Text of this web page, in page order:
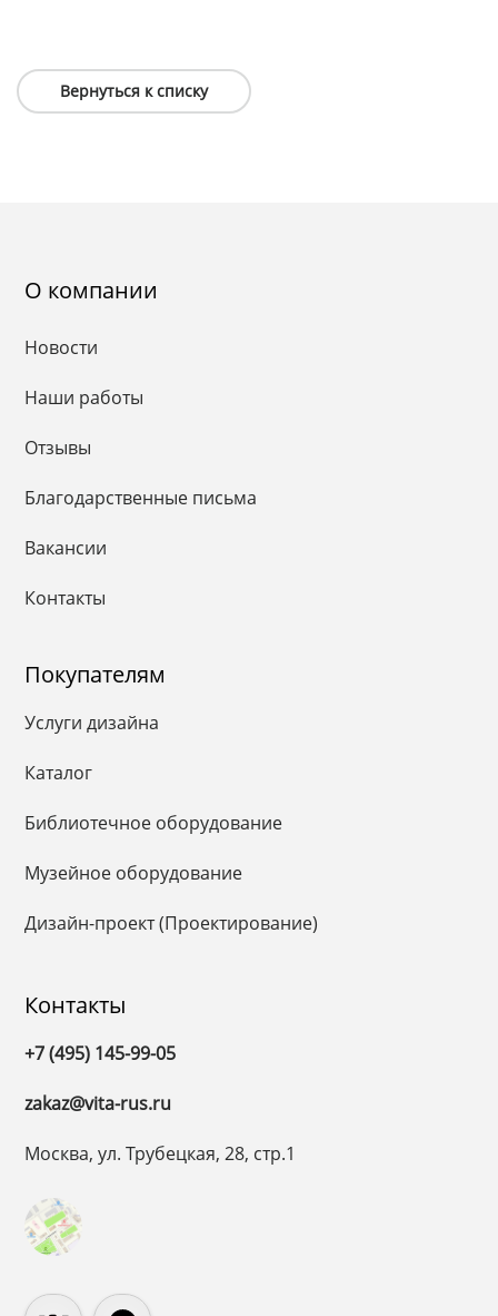
Вернуться к списку
О компании
Новости
Наши работы
Отзывы
Благодарственные письма
Вакансии
Контакты
Покупателям
Услуги дизайна
Каталог
Библиотечное оборудование
Музейное оборудование
Дизайн-проект (Проектирование)
Контакты
+7 (495) 145-99-05
zakaz@vita-rus.ru
Москва, ул. Трубецкая, 28, стр.1